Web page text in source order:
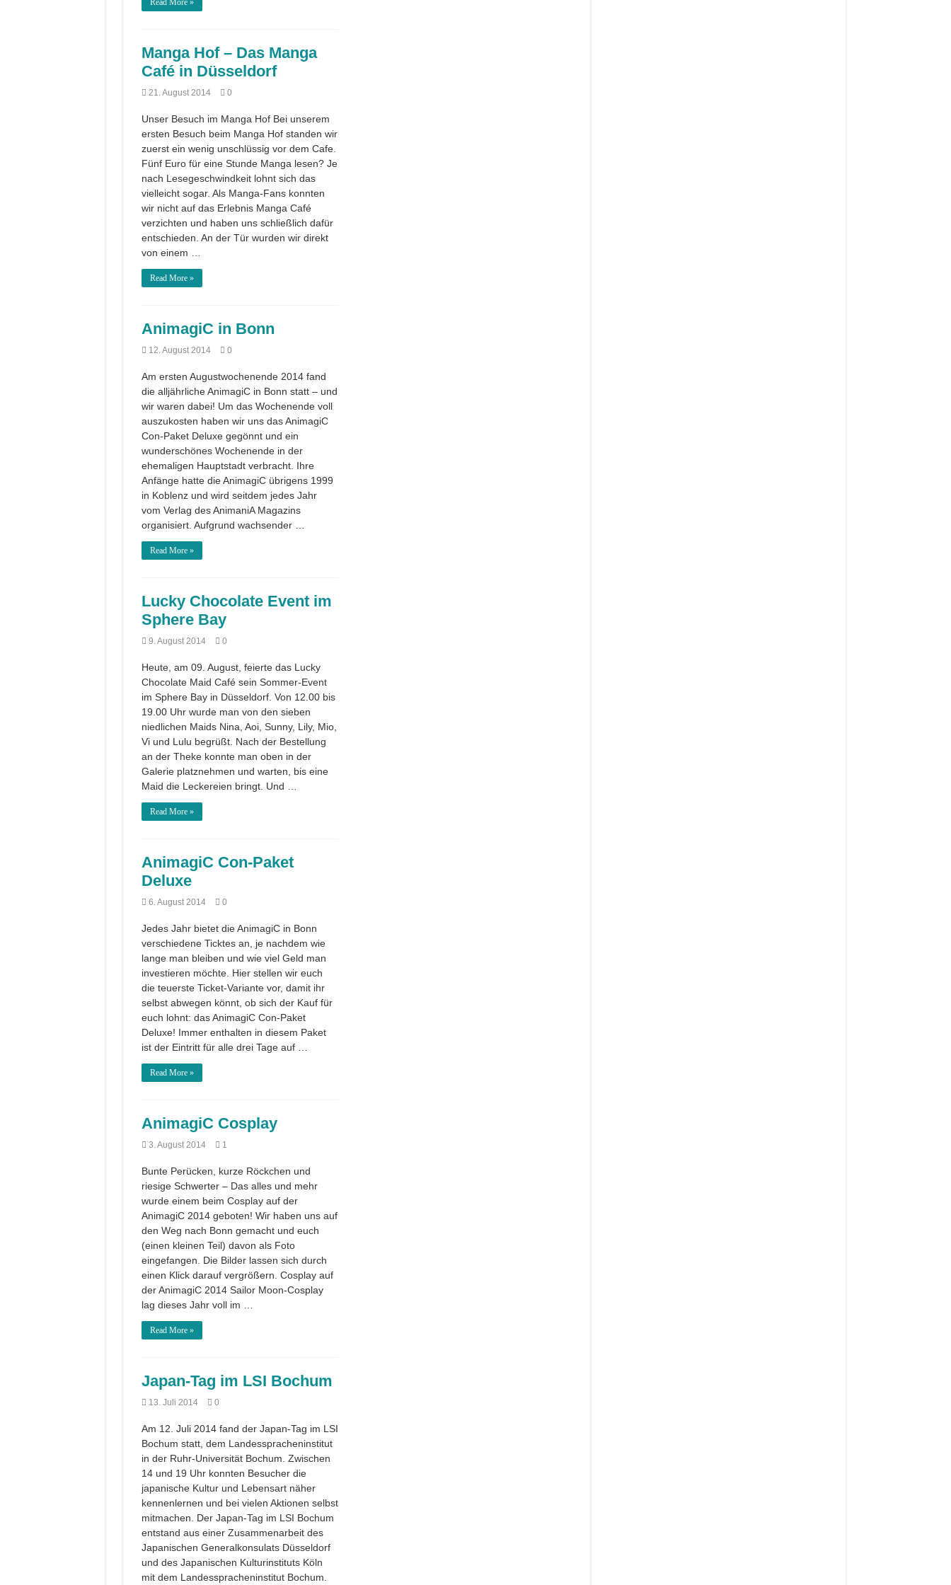
Read More »
Manga Hof – Das Manga
Café in Düsseldorf
21. August 2014 0
Unser Besuch im Manga Hof Bei unserem
ersten Besuch beim Manga Hof standen wir
zuerst ein wenig unschlüssig vor dem Cafe.
Fünf Euro für eine Stunde Manga lesen? Je
nach Lesegeschwindkeit lohnt sich das
vielleicht sogar. Als Manga-Fans konnten
wir nicht auf das Erlebnis Manga Café
verzichten und haben uns schließlich dafür
entschieden. An der Tür wurden wir direkt
von einem …
Read More »
AnimagiC in Bonn
12. August 2014 0
Am ersten Augustwochenende 2014 fand
die alljährliche AnimagiC in Bonn statt – und
wir waren dabei! Um das Wochenende voll
auszukosten haben wir uns das AnimagiC
Con-Paket Deluxe gegönnt und ein
wunderschönes Wochenende in der
ehemaligen Hauptstadt verbracht. Ihre
Anfänge hatte die AnimagiC übrigens 1999
in Koblenz und wird seitdem jedes Jahr
vom Verlag des AnimaniA Magazins
organisiert. Aufgrund wachsender …
Read More »
Lucky Chocolate Event im
Sphere Bay
9. August 2014 0
Heute, am 09. August, feierte das Lucky
Chocolate Maid Café sein Sommer-Event
im Sphere Bay in Düsseldorf. Von 12.00 bis
19.00 Uhr wurde man von den sieben
niedlichen Maids Nina, Aoi, Sunny, Lily, Mio,
Vi und Lulu begrüßt. Nach der Bestellung
an der Theke konnte man oben in der
Galerie platznehmen und warten, bis eine
Maid die Leckereien bringt. Und …
Read More »
AnimagiC Con-Paket
Deluxe
6. August 2014 0
Jedes Jahr bietet die AnimagiC in Bonn
verschiedene Ticktes an, je nachdem wie
lange man bleiben und wie viel Geld man
investieren möchte. Hier stellen wir euch
die teuerste Ticket-Variante vor, damit ihr
selbst abwegen könnt, ob sich der Kauf für
euch lohnt: das AnimagiC Con-Paket
Deluxe! Immer enthalten in diesem Paket
ist der Eintritt für alle drei Tage auf …
Read More »
AnimagiC Cosplay
3. August 2014 1
Bunte Perücken, kurze Röckchen und
riesige Schwerter – Das alles und mehr
wurde einem beim Cosplay auf der
AnimagiC 2014 geboten! Wir haben uns auf
den Weg nach Bonn gemacht und euch
(einen kleinen Teil) davon als Foto
eingefangen. Die Bilder lassen sich durch
einen Klick darauf vergrößern. Cosplay auf
der AnimagiC 2014 Sailor Moon-Cosplay
lag dieses Jahr voll im …
Read More »
Japan-Tag im LSI Bochum
13. Juli 2014 0
Am 12. Juli 2014 fand der Japan-Tag im LSI
Bochum statt, dem Landesspracheninstitut
in der Ruhr-Universität Bochum. Zwischen
14 und 19 Uhr konnten Besucher die
japanische Kultur und Lebensart näher
kennenlernen und bei vielen Aktionen selbst
mitmachen. Der Japan-Tag im LSI Bochum
entstand aus einer Zusammenarbeit des
Japanischen Generalkonsulats Düsseldorf
und des Japanischen Kulturinstituts Köln
mit dem Landesspracheninstitut Bochum.